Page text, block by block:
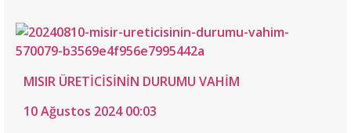
MISIR ÜRETİCİSİNİN DURUMU VAHİM
10 Ağustos 2024 00:03